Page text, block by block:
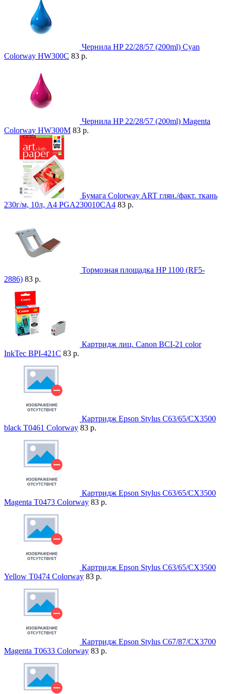
Чернила HP 22/28/57 (200ml) Cyan
Colorway HW300C 83 р.
Чернила HP 22/28/57 (200ml) Magenta
Colorway HW300M 83 р.
Бумага Colorway ART глян./факт. ткань
230г/м, 10л, A4 PGA230010CA4 83 р.
Тормозная площадка HP 1100 (RF5-
2886) 83 р.
Картридж лиц. Canon BCI-21 color
InkTec BPI-421C 83 р.
Картридж Epson Stylus C63/65/CX3500
black T0461 Colorway 83 р.
Картридж Epson Stylus C63/65/CX3500
Magenta T0473 Colorway 83 р.
Картридж Epson Stylus C63/65/CX3500
Yellow T0474 Colorway 83 р.
Картридж Epson Stylus C67/87/CX3700
Magenta T0633 Colorway 83 р.